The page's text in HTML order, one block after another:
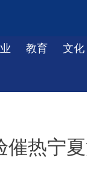
教育 文化
催热宁